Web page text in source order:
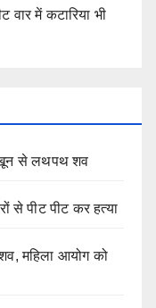
में कटारिया भी
खून से लथपथ शव
से पीट पीट कर हत्या
महिला आयोग को